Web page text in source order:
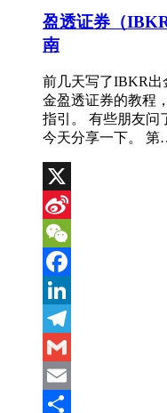
盈透证券（
南
前几天写了IBKR出
金盈透证券的教程
指引。 有些朋友问
今天分享一下。
X
Sina
Weibo
WeChat
Facebook
LinkedIn
Telegram
Gmail
Email